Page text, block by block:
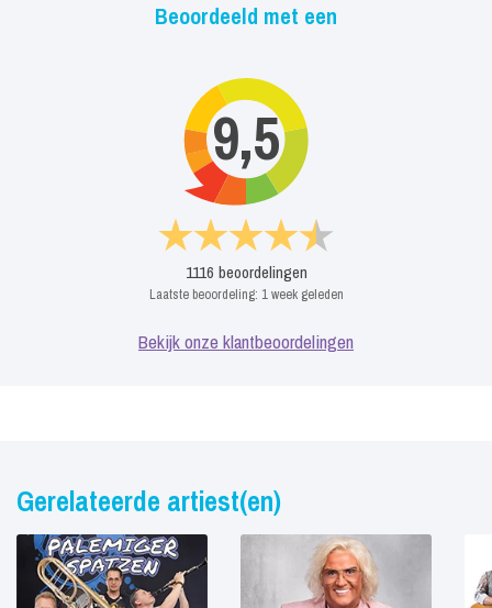
Beoordeeld met een
9,5
1116 beoordelingen
Laatste beoordeling: 1 week geleden
Bekijk onze klantbeoordelingen
Gerelateerde artiest(en)